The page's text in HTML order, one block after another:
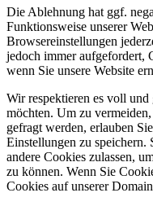
Die Ablehnung hat ggf.
Funktionsweise unserer
Browsereinstellungen
jedoch immer aufgefordert,
wenn Sie unsere Website
Wir respektieren es voll
möchten. Um zu
gefragt werden, erlauben
Einstellungen zu speichern.
andere Cookies zulassen,
zu können. Wenn Sie
Cookies auf unserer